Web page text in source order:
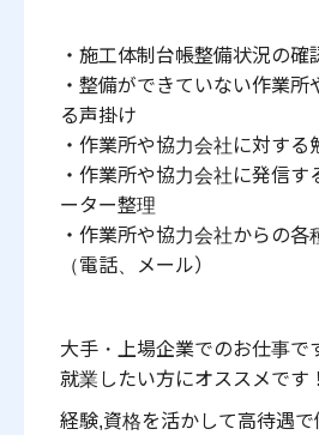
・施工体制台帳整備状況の確
・整備ができていない作業所
る声掛け
・作業所や協力会社に対する
・作業所や協力会社に発信す
ーター整理
・作業所や協力会社からの各
（電話、メール）
大手・上場企業でのお仕事で
就業したい方にオススメです！
経験,資格を活かして高待遇